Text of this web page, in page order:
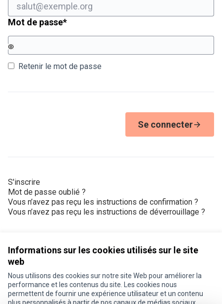
Informations sur les cookies utilisés sur le site
web
Nous utilisons des cookies sur notre site Web pour améliorer la
performance et les contenus du site. Les cookies nous
permettent de fournir une expérience utilisateur et un contenu
Mot de passe*Champ obligatoire
Retenir le mot de passe
Se connecter
S'inscrire
Mot de passe oublié ?
Vous n’avez pas reçu les instructions de confirmation ?
Vous n’avez pas reçu les instructions de déverrouillage ?
Conditions d'utilisation
Paramètres des cookies
Je participe ! sur X
Je participe ! sur Facebook
Je participe ! sur Instagram